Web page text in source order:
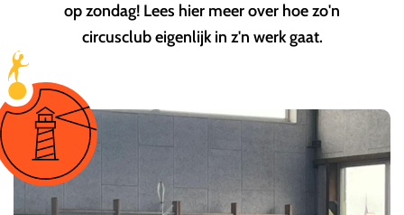
op zondag! Lees hier meer over hoe zo'n
circusclub eigenlijk in z'n werk gaat.